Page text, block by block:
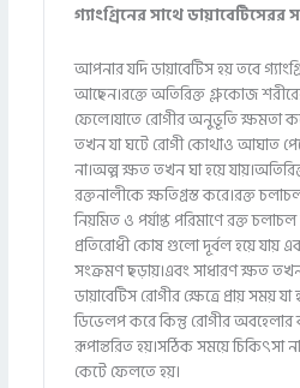
গ্যাংগ্রিনের সাথে ডায়াবেটিসেরর
আপনার যদি ডায়াবেটিস হয় তবে
আছেন।রক্তে অতিরিক্ত গ্লুকোজ
ফেলে।যাতে রোগীর অনুভূতি ক্ষমতা
তখন যা ঘটে রোগী কোথাও আঘাত
না।অল্প ক্ষত তখন ঘা হয়ে
রক্তনালীকে ক্ষতিগ্রস্ত করে।রক্ত
নিয়মিত ও পর্যাপ্ত পরিমাণে রক্ত
প্রতিরোধী কোষ গুলো দূর্বল হয়ে যায়
সংক্রমণ ছড়ায়।এবং সাধারণ ক্ষত
ডায়াবেটিস রোগীর ক্ষেত্রে প্রায় সময়
ডিভেলপ করে কিন্তু রোগীর অবহেলার
রূপান্তরিত হয়।সঠিক সময়ে চিকিৎসা
কেটে ফেলতে হয়।